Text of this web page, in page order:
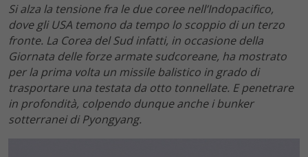
Si alza la tensione fra le due coree nell’Indopacifico,
dove gli USA temono da tempo lo scoppio di un terzo
fronte. La Corea del Sud infatti, in occasione della
Giornata delle forze armate sudcoreane, ha mostrato
per la prima volta un missile balistico in grado di
trasportare una testata da otto tonnellate. E penetrare
in profondità, colpendo dunque anche i bunker
sotterranei di Pyongyang.